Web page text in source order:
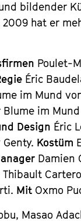
bildender
hat er
Poulet-
Éric
im Mund
im
Design Éric
Genty. Kostüm
Damien
Thibault
Mit Oxmo
Masao